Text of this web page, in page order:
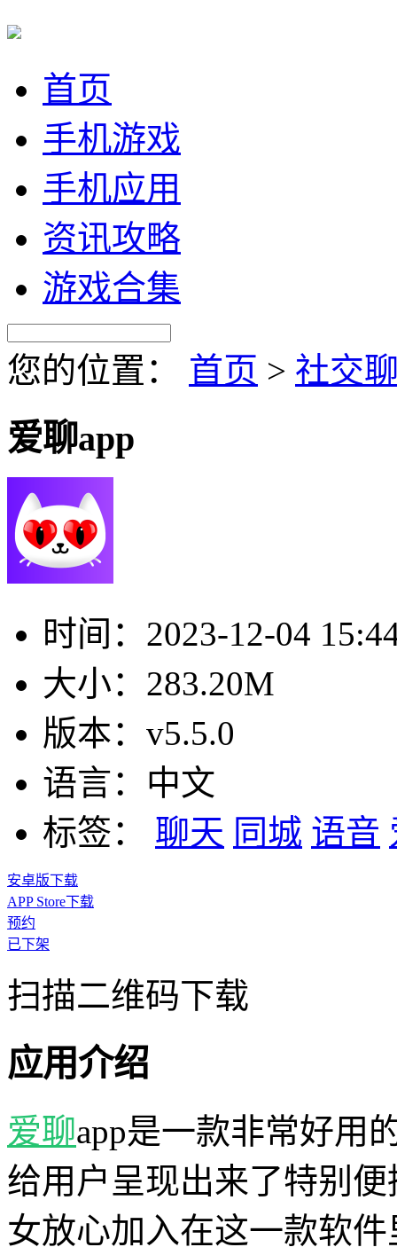
首页
手机游戏
手机应用
资讯攻略
游戏合集
您的位置： 首页 > 社交
爱聊app
时间： 2023-12-04
大小： 283.20M
版本： v5.5.0
语言： 中文
标签：
聊天 同城 语音
安卓版下载
APP Store下载
预约
已下架
扫描二维码下载
应用介绍
爱聊app是一款非常好用
给用户呈现出来了特别
女放心加入在这一款软